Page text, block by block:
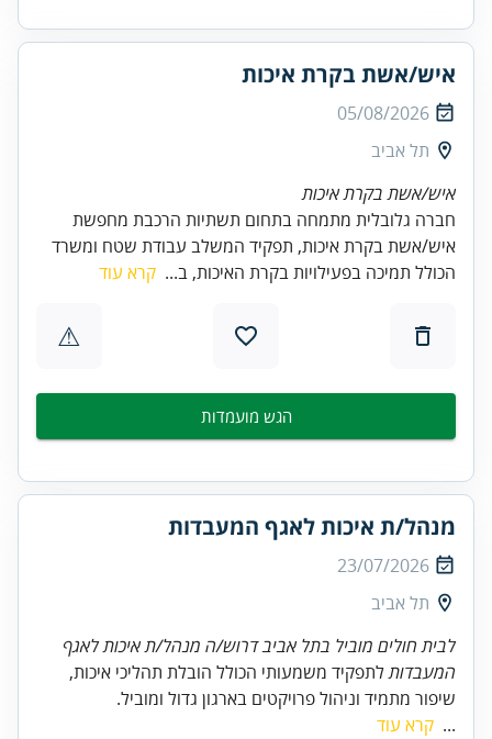
איש/אשת בקרת איכות
05/08/2026
תל אביב
איש/אשת בקרת איכות
חברה גלובלית מתמחה בתחום תשתיות הרכבת מחפשת
איש/אשת בקרת איכות, תפקיד המשלב עבודת שטח ומשרד
הכולל תמיכה בפעילויות בקרת האיכות, ב... קרא עוד
⚠
הגש מועמדות
מנהל/ת איכות לאגף המעבדות
23/07/2026
תל אביב
לבית חולים מוביל בתל אביב דרוש/ה מנהל/ת איכות לאגף
המעבדותלתפקיד משמעותי הכולל הובלת תהליכי איכות,
שיפור מתמיד וניהול פרויקטים בארגון גדול ומוביל.
... קרא עוד